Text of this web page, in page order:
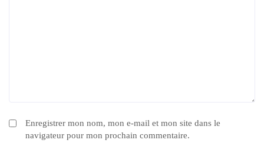
Enregistrer mon nom, mon e-mail et mon site dans le
navigateur pour mon prochain commentaire.